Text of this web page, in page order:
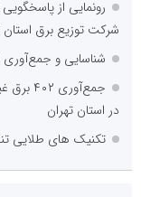
شرکت توزیع برق استان
شناسایی و جمع‌آوری 699 ماینر غیرمجاز در استان تهران
در استان تهران
تکنیک های طلایی